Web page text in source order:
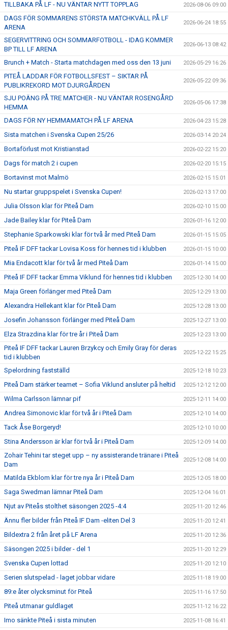
TILLBAKA PÅ LF - NU VÄNTAR NYTT TOPPLAG 2026-08-06 09:00
DAGS FÖR SOMMARENS STÖRSTA MATCHKVÄLL PÅ LF
ARENA
2026-06-24 18:55
SEGERVITTRING OCH SOMMARFOTBOLL - IDAG KOMMER
BP TILL LF ARENA
2026-06-13 08:42
Brunch + Match - Starta matchdagen med oss den 13 juni 2026-05-29 16:26
PITEÅ LADDAR FÖR FOTBOLLSFEST – SIKTAR PÅ
PUBLIKREKORD MOT DJURGÅRDEN
2026-05-22 09:36
SJU POÄNG PÅ TRE MATCHER - NU VÄNTAR ROSENGÅRD
HEMMA
2026-05-06 17:38
DAGS FÖR NY HEMMAMATCH PÅ LF ARENA 2026-04-23 15:28
Sista matchen i Svenska Cupen 25/26 2026-03-14 20:24
Bortaförlust mot Kristianstad 2026-02-22 15:20
Dags för match 2 i cupen 2026-02-20 15:15
Bortavinst mot Malmö 2026-02-15 15:01
Nu startar gruppspelet i Svenska Cupen! 2026-02-13 17:00
Julia Olsson klar för Piteå Dam 2026-02-10 15:00
Jade Bailey klar för Piteå Dam 2026-01-16 12:00
Stephanie Sparkowski klar för två år med Piteå Dam 2026-01-15 15:05
Piteå IF DFF tackar Lovisa Koss för hennes tid i klubben 2026-01-15 10:00
Mia Endacott klar för två år med Piteå Dam 2026-01-14 15:00
Piteå IF DFF tackar Emma Viklund för hennes tid i klubben 2025-12-30 14:00
Maja Green förlänger med Piteå Dam 2025-12-29 13:00
Alexandra Hellekant klar för Piteå Dam 2025-12-28 13:00
Josefin Johansson förlänger med Piteå Dam 2025-12-27 13:00
Elza Strazdina klar för tre år i Piteå Dam 2025-12-23 13:00
Piteå IF DFF tackar Lauren Brzykcy och Emily Gray för deras
tid i klubben
2025-12-22 15:25
Spelordning fastställd 2025-12-18 10:23
Piteå Dam stärker teamet – Sofia Viklund ansluter på heltid 2025-12-12 12:00
Wilma Carlsson lämnar pif 2025-12-11 14:00
Andrea Simonovic klar för två år i Piteå Dam 2025-12-10 14:00
Tack Åse Borgeryd! 2025-12-10 10:00
Stina Andersson är klar för två år i Piteå Dam 2025-12-09 14:00
Zohair Tehini tar steget upp – ny assisterande tränare i Piteå
Dam
2025-12-08 14:00
Matilda Ekblom klar för tre nya år i Piteå Dam 2025-12-05 18:00
Saga Swedman lämnar Piteå Dam 2025-12-04 16:01
Njut av Piteås stolthet säsongen 2025 -4:4 2025-11-20 12:46
Ännu fler bilder från Piteå IF Dam -eliten Del 3 2025-11-20 12:41
Bildextra 2 från året på LF Arena 2025-11-20 12:36
Säsongen 2025 i bilder - del 1 2025-11-20 12:29
Svenska Cupen lottad 2025-11-20 12:10
Serien slutspelad - laget jobbar vidare 2025-11-18 19:00
89:e åter olycksminut för Piteå 2025-11-16 17:50
Piteå utmanar guldlaget 2025-11-12 16:22
Imo sänkte Piteå i sista minuten 2025-11-08 16:41